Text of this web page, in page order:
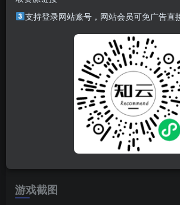
游戏介绍
《Alan Wake Remastered》将为你带来
戏本体和两个故事扩展包——《The Signal
Writer》，并以全新 4K 惊艳视觉体验呈
环环相扣，充满意想不到的转折和令人心
分。在不断出现的激烈战斗场景中，想要
可远远不够。游戏转场如电影般流畅，角
描绘的太平洋西北地区景色更是无与伦比
游戏截图
支持登录网站账号，网站会员可免广告直